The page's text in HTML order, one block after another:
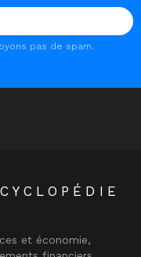
pas de spam.
et économie,